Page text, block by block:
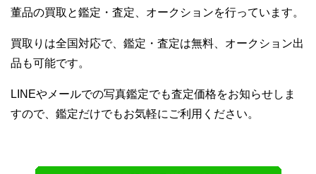
董品の買取と鑑定・査定、オークションを行っています。
買取りは全国対応で、鑑定・査定は無料、オークション出
品も可能です。
LINEやメールでの写真鑑定でも査定価格をお知らせしま
すので、鑑定だけでもお気軽にご利用ください。